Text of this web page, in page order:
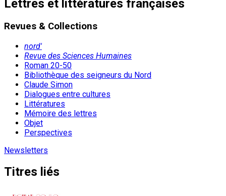
Lettres et littératures françaises
Revues & Collections
nord'
Revue des Sciences Humaines
Roman 20-50
Bibliothèque des seigneurs du Nord
Claude Simon
Dialogues entre cultures
Littératures
Mémoire des lettres
Objet
Perspectives
Newsletters
Titres liés